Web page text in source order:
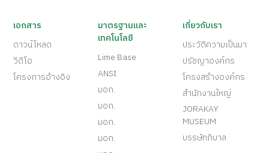
เอกสาร
ดาวน์โหลด
วีดีโอ
โครงการอ้างอิง
มาตรฐานและ
เทคโนโลยี
Lime Base
ANSI
มอก.
มอก.
มอก.
มอก.
เกี่ยวกับเรา
ประวัติความเป็นมา
ปรัชญาองค์กร
โครงสร้างองค์กร
สำนักงานใหญ่
JORAKAY
MUSEUM
บรรษัทภิบาล